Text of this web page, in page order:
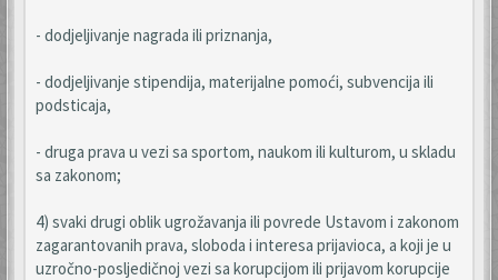
- dodjeljivanje nagrada ili priznanja,
- dodjeljivanje stipendija, materijalne pomoći, subvencija ili
podsticaja,
- druga prava u vezi sa sportom, naukom ili kulturom, u skladu
sa zakonom;
4) svaki drugi oblik ugrožavanja ili povrede Ustavom i zakonom
zagarantovanih prava, sloboda i interesa prijavioca, a koji je u
uzročno-posljedičnoj vezi sa korupcijom ili prijavom korupcije